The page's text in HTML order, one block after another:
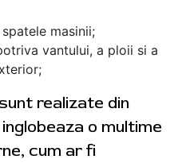
masinii;
vantului, a ploii si a
realizate din
o multime
cum ar fi